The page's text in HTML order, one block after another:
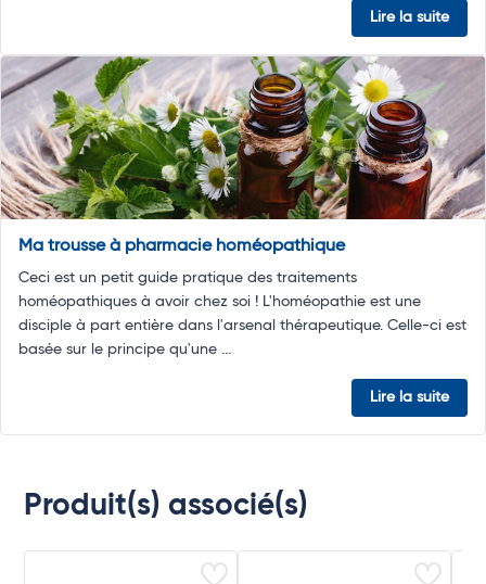
Lire la suite
Ma trousse à pharmacie homéopathique
Ceci est un petit guide pratique des traitements
homéopathiques à avoir chez soi ! L'homéopathie est une
disciple à part entière dans l'arsenal thérapeutique. Celle-ci est
basée sur le principe qu'une ...
Lire la suite
Produit(s) associé(s)